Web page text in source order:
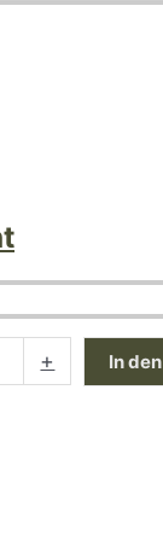
+ In